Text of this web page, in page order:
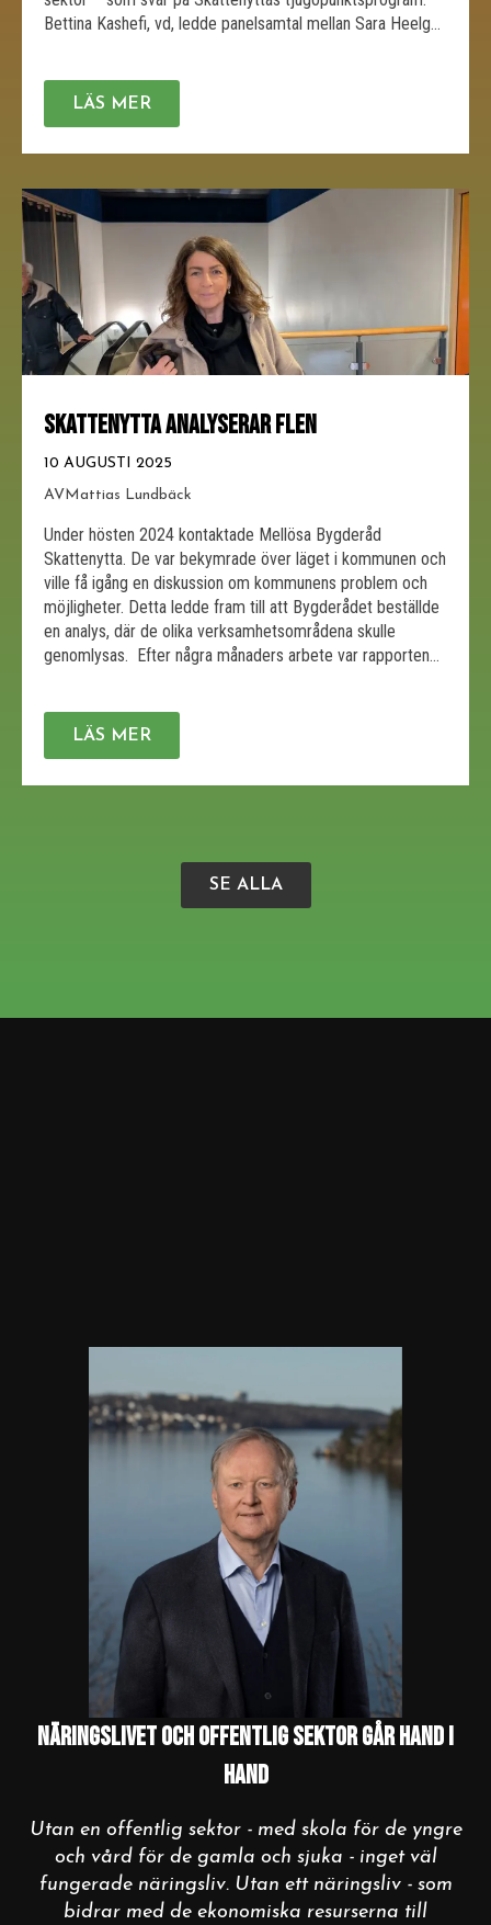
Bettina Kashefi, vd, ledde panelsamtal mellan Sara Heelge
LÄS MER
SKATTENYTTA ANALYSERAR FLEN
10 AUGUSTI 2025
AVMattias Lundbäck
Under hösten 2024 kontaktade Mellösa Bygderåd
Skattenytta. De var bekymrade över läget i kommunen och
ville få igång en diskussion om kommunens problem och
möjligheter. Detta ledde fram till att Bygderådet beställde
en analys, där de olika verksamhetsområdena skulle
genomlysas. Efter några månaders arbete var rapporten
LÄS MER
SE ALLA
NÄRINGSLIVET OCH OFFENTLIG SEKTOR GÅR HAND I
HAND
Utan en offentlig sektor - med skola för de yngre
och vård för de gamla och sjuka - inget väl
fungerade näringsliv. Utan ett näringsliv - som
bidrar med de ekonomiska resurserna till